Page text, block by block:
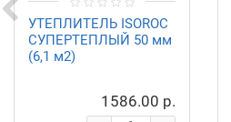
УТЕПЛИТЕЛЬ ISOROC
СУПЕРТЕПЛЫЙ 50 мм
(6,1 м2)
1586.00 р.